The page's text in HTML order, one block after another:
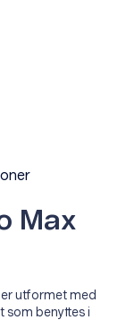
Max
er utformet med
som benyttes i